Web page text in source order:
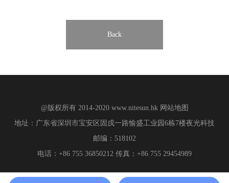
Back
@版权所有 2014-2020 www.nitesun.hk 网站地图
地址：广东省深圳市宝安区固戍一路愉盛工业园6栋7楼夜光科技
邮编：518102
电话：+86 755 36850212 传真：+86 755 29454989